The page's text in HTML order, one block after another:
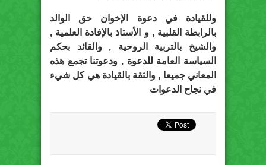
وللقيادة في دعوة الإخوان حق الوالد
بالرابطة القلبية , و الأستاذ بالإفادة العلمية ,
والشيخ بالتربية الروحية , والقائد بحكم
السياسة العامة للدعوة , ودعوتنا تجمع هذه
المعاني جميعا , والثقة بالقيادة هي كل شيء
في نجاح الدعوات